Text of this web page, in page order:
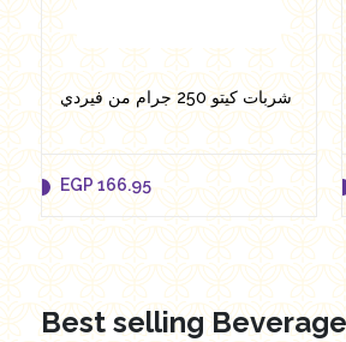
شربات كيتو 250 جرام من فيردي
EGP166.95
Best selling